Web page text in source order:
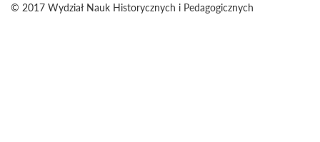
© 2017 Wydział Nauk Historycznych i Pedagogicznych